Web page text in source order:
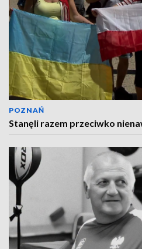
POZNAŃ
Stanęli razem przeciwko